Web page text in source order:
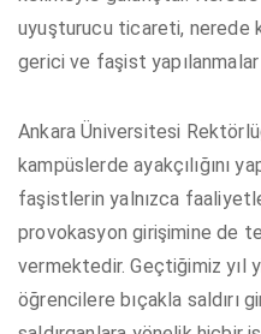
uyuşturucu ticareti, nerede
gerici ve faşist yapılanmalar
Ankara Üniversitesi
kampüslerde ayakçılığını
faşistlerin yalnızca
provokasyon girişimine de
vermektedir. Geçtiğimiz yıl
öğrencilere bıçakla saldırı